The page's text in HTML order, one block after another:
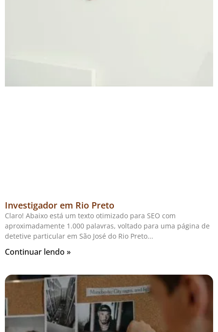
Investigador em Rio Preto
Claro! Abaixo está um texto otimizado para SEO com
aproximadamente 1.000 palavras, voltado para uma página de
detetive particular em São José do Rio Preto
Continuar lendo »